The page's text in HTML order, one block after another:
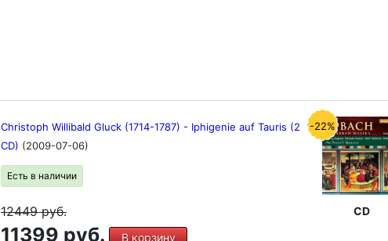
Christoph Willibald Gluck (1714-1787) - Iphigenie auf Tauris (2
CD) (2009-07-06)
Есть в наличии
12449руб.
11399 руб. В корзину
-22%
CD